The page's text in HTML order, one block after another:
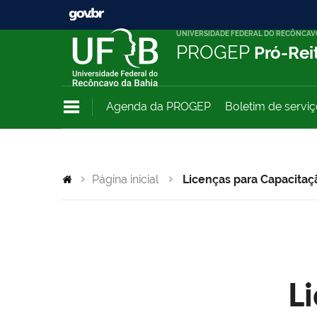
UNIVERSIDADE FEDERAL DO
PROGEP Pró-
Agenda da PROGEP Boletim de
Página inicial Licenças para